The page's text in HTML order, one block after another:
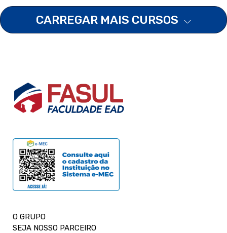
CARREGAR MAIS CURSOS
O GRUPO
SEJA NOSSO PARCEIRO